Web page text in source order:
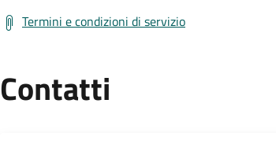
Termini e condizioni di servizio
Contatti